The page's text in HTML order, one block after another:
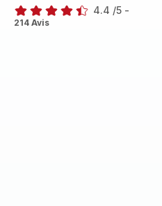
ratings.4.4
4.4 /5 -
214 Avis